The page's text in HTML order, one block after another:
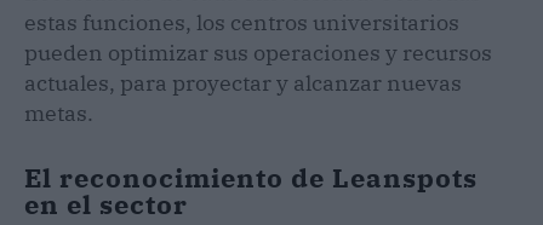
estas funciones, los centros universitarios
pueden optimizar sus operaciones y recursos
actuales, para proyectar y alcanzar nuevas
metas.
El reconocimiento de Leanspots
en el sector